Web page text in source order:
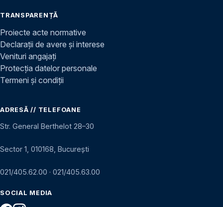
TRANSPARENȚĂ
Proiecte acte normative
Declarații de avere și interese
Venituri angajați
Protecția datelor personale
Termeni și condiții
ADRESĂ // TELEFOANE
Str. General Berthelot 28–30
Sector 1, 010168, București
021/405.62.00 · 021/405.63.00
SOCIAL MEDIA